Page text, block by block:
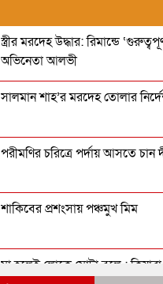
স্ত্রীর মরদেহ উদ্ধার: রিমান্ডে
অভিনেতা আলভী
সালমান শাহ’র মরদেহ তোলার
পরীমণির চরিত্রে পর্দায় আসতে চান
শাকিবের প্রশংসায় পঞ্চমুখ মিম
মা হলেই লোকে মোটা বলে : কিয়ারা